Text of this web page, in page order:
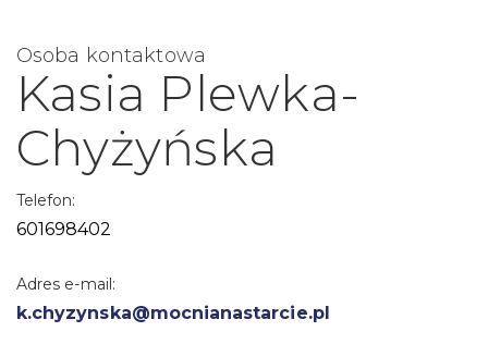
Osoba kontaktowa
Kasia Plewka-
Chyżyńska
Telefon:
601698402
Adres e-mail:
k.chyzynska@mocnianastarcie.pl